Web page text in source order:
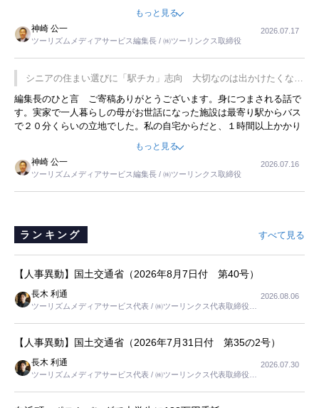
永井 彰一社長にインタビューしたら、興味深い話が次々が飛び出しま
した。プレゼンも巧みで、今でも思い出すことが２つあります。一つ
は、従業員に東京ディズニーランドを見学させ、サービス業、接客業
の何かを理解してもらっていることです。 もう一つは1800円もする
プレミアムヨーグルトを販売するにあたり、社内に懸念もあったそう
です。永井社長は、駐車場に都内ナンバーの高級外車が停まっている
ことに目をつけ、高級商品でも売れると確信したそうです。今回の記
事を懐かしく読みました。
もっと見る
神崎 公一
ツーリズムメディアサービス編集長 / ㈱ツーリンクス取締役
2026.07.17
シニアの住まい選びに「駅チカ」志向 大切なのは出かけたくなる
暮らし
編集長のひと言 ご寄稿ありがとうございます。身につまされる話で
す。実家で一人暮らしの母がお世話になった施設は最寄り駅からバス
で２０分くらいの立地でした。私の自宅からだと、１時間以上かかり
ました。母の住まいから近いという理由で、その施設を選択したので
すが、私と妹にとっては、半日仕事ででした。シニアの住まい選び
は、当人だけではなく、世話をする家族の足の便も考えない外池ない
と思いました。
もっと見る
神崎 公一
ツーリズムメディアサービス編集長 / ㈱ツーリンクス取締役
2026.07.16
ランキング すべて見る
【人事異動】国土交通省（2026年8月7日付 第40号）
長木 利通
ツーリズムメディアサービス代表 / ㈱ツーリンクス代表取締役社
2026.08.06
【人事異動】国土交通省（2026年7月31日付 第35の2号）
長木 利通
ツーリズムメディアサービス代表 / ㈱ツーリンクス代表取締役社
2026.07.30